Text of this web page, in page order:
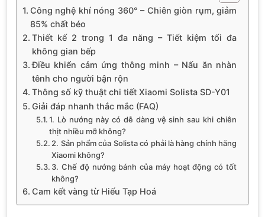
Công nghệ khí nóng 360° – Chiên giòn rụm, giảm
85% chất béo
Thiết kế 2 trong 1 đa năng – Tiết kiệm tối đa
không gian bếp
Điều khiển cảm ứng thông minh – Nấu ăn nhàn
tênh cho người bận rộn
Thông số kỹ thuật chi tiết Xiaomi Solista SD-Y01
Giải đáp nhanh thắc mắc (FAQ)
1. Lò nướng này có dễ dàng vệ sinh sau khi chiên
thịt nhiều mỡ không?
2. Sản phẩm của Solista có phải là hàng chính hãng
Xiaomi không?
3. Chế độ nướng bánh của máy hoạt động có tốt
không?
Cam kết vàng từ Hiếu Tạp Hoá